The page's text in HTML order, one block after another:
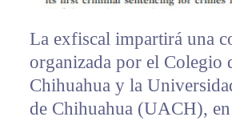
La exfiscal impartirá una
organizada por el Colegio
Chihuahua y la
de Chihuahua (UACH),